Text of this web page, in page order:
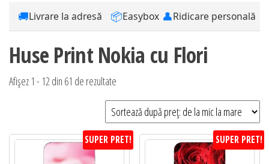
🚚Livrare la adresă 📦Easybox 👤Ridicare personală
Huse Print Nokia cu Flori
Afișez 1 - 12 din 61 de rezultate
după
preț:
de
la
SUPER PRET! SUPER PRET!